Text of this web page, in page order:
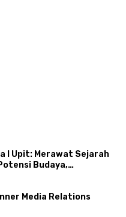
I Upit: Merawat Sejarah
Budaya,
Media Relations